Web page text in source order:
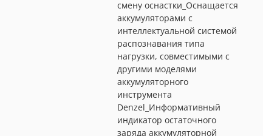
смену оснастки_Оснащается
аккумуляторами с
интеллектуальной системой
распознавания типа
нагрузки, совместимыми с
другими моделями
аккумуляторного
инструмента
Denzel_Информативный
индикатор остаточного
заряда аккумуляторной